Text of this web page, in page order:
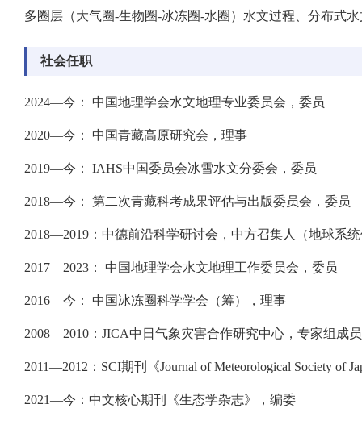
多圈层（大气圈-生物圈-冰冻圈-水圈）水文过程、分布式
社会任职
2024—今： 中国地理学会水文地理专业委员会，委员
2020—今： 中国青藏高原研究会，理事
2019—今： IAHS中国委员会冰雪水文分委会，委员
2018—今： 第二次青藏科考成果评估与出版委员会，委员
2018—2019：中德前沿科学研讨会，中方召集人（地球系
2017—2023： 中国地理学会水文地理工作委员会，委员
2016—今： 中国冰冻圈科学学会（筹），理事
2008—2010：JICA中日气象灾害合作研究中心，专家组成员
2011—2012：SCI期刊《Journal of Meteorological Society of
2021—今：中文核心期刊《生态学杂志》，编委